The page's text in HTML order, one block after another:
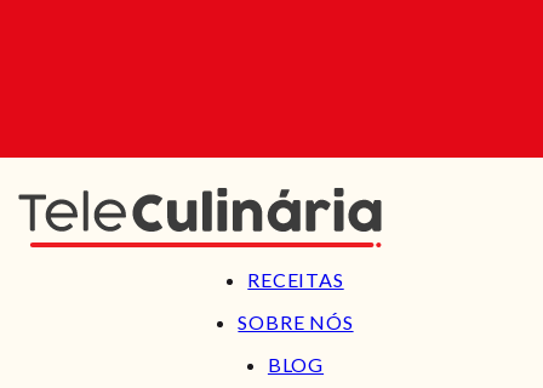
RECEITAS
SOBRE NÓS
BLOG